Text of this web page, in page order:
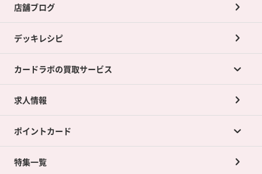
店舗ブログ
デッキレシピ
カードラボの買取サービス
カードラボの買取サービスTOP
店舗買取について
ネット買取について
求人情報
ポイントカード
ポイントカードTOP
特集一覧